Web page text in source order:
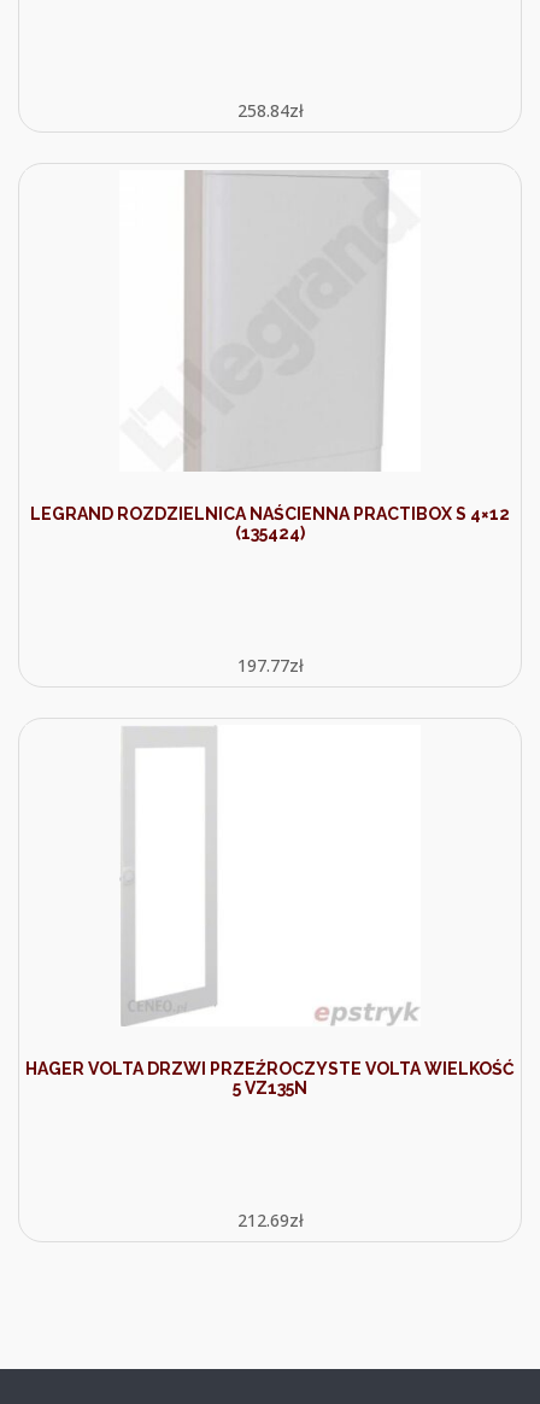
258.84zł
LEGRAND ROZDZIELNICA NAŚCIENNA PRACTIBOX S 4×12
(135424)
197.77zł
HAGER VOLTA DRZWI PRZEŹROCZYSTE VOLTA WIELKOŚĆ
5 VZ135N
212.69zł